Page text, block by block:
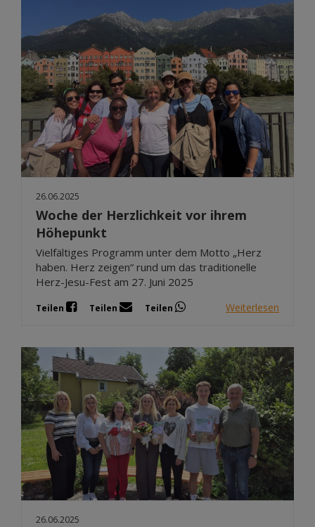
26.06.2025
Woche der Herzlichkeit vor ihrem
Höhepunkt
Vielfältiges Programm unter dem Motto „Herz
haben. Herz zeigen“ rund um das traditionelle
Herz-Jesu-Fest am 27. Juni 2025
Teilen Teilen Teilen Weiterlesen
26.06.2025